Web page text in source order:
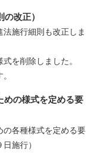
改正）
施行細則も改正しま
を削除しました。
めの様式を定める要
各種様式を定める要
施行）